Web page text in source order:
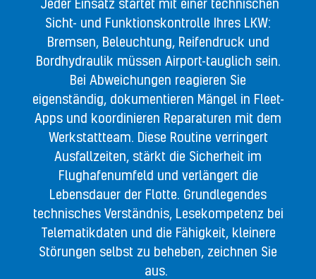
Sicht- und Funktionskontrolle Ihres LKW:
Bremsen, Beleuchtung, Reifendruck und
Bordhydraulik müssen Airport-tauglich sein.
Bei Abweichungen reagieren Sie
eigenständig, dokumentieren Mängel in Fleet-
Apps und koordinieren Reparaturen mit dem
Werkstattteam. Diese Routine verringert
Ausfallzeiten, stärkt die Sicherheit im
Flughafenumfeld und verlängert die
Lebensdauer der Flotte. Grundlegendes
technisches Verständnis, Lesekompetenz bei
Telematikdaten und die Fähigkeit, kleinere
Störungen selbst zu beheben, zeichnen Sie
aus.